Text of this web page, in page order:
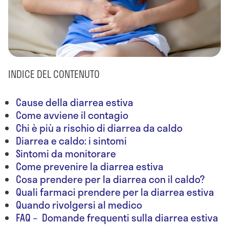
INDICE DEL CONTENUTO
Cause della diarrea estiva
Come avviene il contagio
Chi è più a rischio di diarrea da caldo
Diarrea e caldo: i sintomi
Sintomi da monitorare
Come prevenire la diarrea estiva
Cosa prendere per la diarrea con il caldo?
Quali farmaci prendere per la diarrea estiva
Quando rivolgersi al medico
FAQ – Domande frequenti sulla diarrea estiva